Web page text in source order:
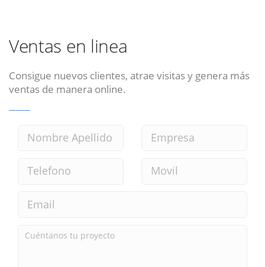
Ventas en linea
Consigue nuevos clientes, atrae visitas y genera más
ventas de manera online.